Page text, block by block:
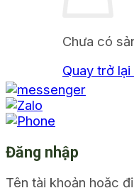
Chưa có
Quay trở
Đăng nhập
Tên tài khoản hoặc